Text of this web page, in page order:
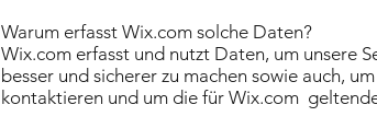
Warum erfasst Wix.com solche Daten?
Wix.com erfasst und nutzt Daten, um unsere
besser und sicherer zu machen sowie auch,
kontaktieren und um die für Wix.com